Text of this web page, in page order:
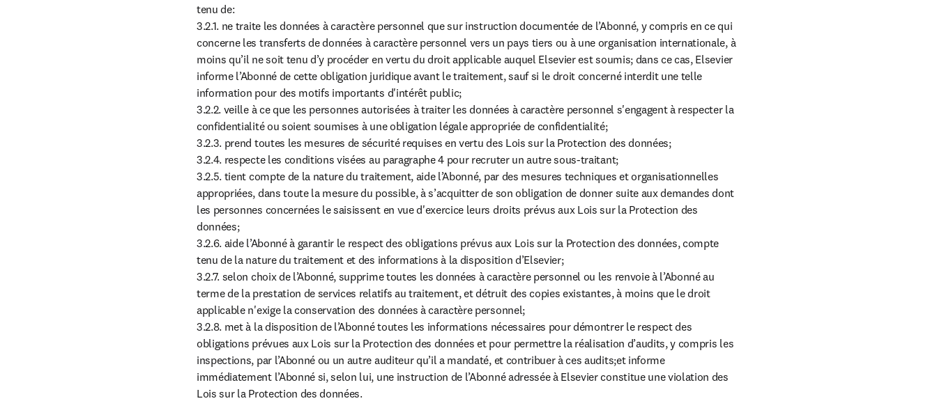
tenu de:
3.2.1. ne traite les données à caractère personnel que sur instruction documentée de l’Abonné, y compris en ce qui
concerne les transferts de données à caractère personnel vers un pays tiers ou à une organisation internationale, à
moins qu’il ne soit tenu d’y procéder en vertu du droit applicable auquel Elsevier est soumis; dans ce cas, Elsevier
informe l’Abonné de cette obligation juridique avant le traitement, sauf si le droit concerné interdit une telle
information pour des motifs importants d'intérêt public;
3.2.2. veille à ce que les personnes autorisées à traiter les données à caractère personnel s'engagent à respecter la
confidentialité ou soient soumises à une obligation légale appropriée de confidentialité;
3.2.3. prend toutes les mesures de sécurité requises en vertu des Lois sur la Protection des données;
3.2.4. respecte les conditions visées au paragraphe 4 pour recruter un autre sous-traitant;
3.2.5. tient compte de la nature du traitement, aide l’Abonné, par des mesures techniques et organisationnelles
appropriées, dans toute la mesure du possible, à s’acquitter de son obligation de donner suite aux demandes dont
les personnes concernées le saisissent en vue d'exercice leurs droits prévus aux Lois sur la Protection des
données;
3.2.6. aide l’Abonné à garantir le respect des obligations prévus aux Lois sur la Protection des données, compte
tenu de la nature du traitement et des informations à la disposition d’Elsevier;
3.2.7. selon choix de l’Abonné, supprime toutes les données à caractère personnel ou les renvoie à l’Abonné au
terme de la prestation de services relatifs au traitement, et détruit des copies existantes, à moins que le droit
applicable n'exige la conservation des données à caractère personnel;
3.2.8. met à la disposition de l’Abonné toutes les informations nécessaires pour démontrer le respect des
obligations prévues aux Lois sur la Protection des données et pour permettre la réalisation d’audits, y compris les
inspections, par l’Abonné ou un autre auditeur qu’il a mandaté, et contribuer à ces audits;et informe
immédiatement l’Abonné si, selon lui, une instruction de l’Abonné adressée à Elsevier constitue une violation des
Lois sur la Protection des données.